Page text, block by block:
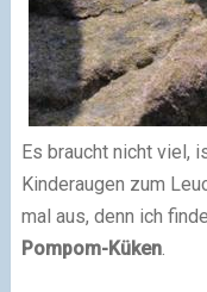
Es braucht nicht viel,
Kinderaugen zum
mal aus, denn ich
Pompom-Küken.